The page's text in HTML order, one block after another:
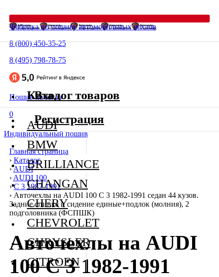
Фабрика по пошиву автомобильных чехлов
8 (800) 450-35-25
8 (495) 798-78-75
Пошив на заказ
0
Индивидуальный пошив
Главная страница
› Каталог
›AUDI
› AUDI 100
› C 3 1982-1991
› Авточехлы на AUDI 100 C 3 1982-1991 седан 44 кузов.
Задние спинка и сидение единые+подлок (молния), 2
подголовника (ФСПШК)
Авточехлы на AUDI
100 C 3 1982-1991
Каталог товаров
AUDI
BMW
BRILLIANCE
CHANGAN
CHERY
CHEVROLET
CHRYSLER
CITROEN
Вход
Регистрация